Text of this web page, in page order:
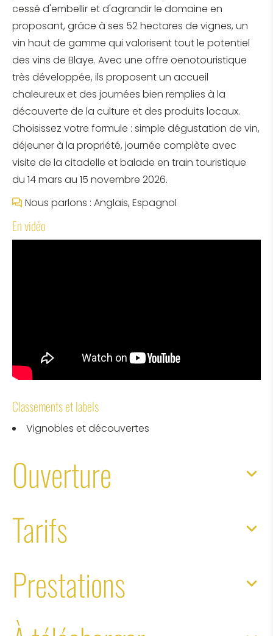
cessé d'embellir et d'agrandir le domaine en
proposant, grâce à ses 52 hectares de vignes, un
vin haut de gamme qui valorisent tout le potentiel
des vins de Blaye. Avec une offre oenotouristique
très développée, ils proposent un accueil
chaleureux et des journées bien remplies à la
découverte de la culture et des produits locaux.
Choisissez votre formule : simple dégustation de vin,
déjeuner à la propriété, journée complète avec
visite de la citadelle et balade en train touristique
du 14 mars au 15 novembre 2026.
Nous parlons : Anglais, Espagnol
En vidéo
Classements et labels
Vignobles et découvertes
Ouverture
Tarifs
Prestations